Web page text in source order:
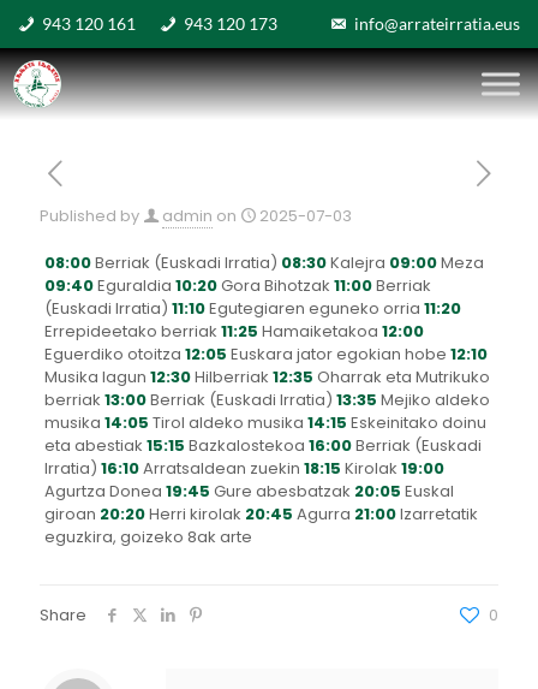
943 120 161 943 120 173 info@arrateirratia.eus
Published by admin on 2025-07-03
08:00Berriak (Euskadi Irratia) 08:30Kalejra 09:00Meza
09:40Eguraldia 10:20Gora Bihotzak 11:00Berriak
(Euskadi Irratia) 11:10Egutegiaren eguneko orria 11:20
Errepideetako berriak 11:25 Hamaiketakoa 12:00
Eguerdiko otoitza 12:05 Euskara jator egokian hobe 12:10
Musika lagun 12:30Hilberriak 12:35 Oharrak eta Mutrikuko
berriak 13:00Berriak (Euskadi Irratia) 13:35 Mejiko aldeko
musika 14:05 Tirol aldeko musika 14:15 Eskeinitako doinu
eta abestiak 15:15 Bazkalostekoa 16:00Berriak (Euskadi
Irratia) 16:10Arratsaldean zuekin 18:15 Kirolak 19:00
Agurtza Donea 19:45 Gure abesbatzak 20:05 Euskal
giroan 20:20Herri kirolak 20:45 Agurra 21:00Izarretatik
eguzkira, goizeko 8ak arte
Share 0